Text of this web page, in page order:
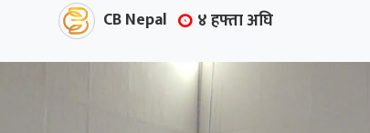
CB Nepal ४ हफ्ता अघि